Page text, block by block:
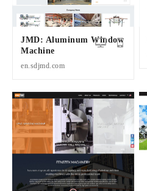
JMD: Aluminum Window
Machine
en.sdjmd.com